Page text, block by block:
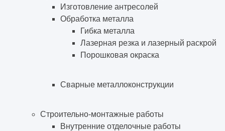
Изготовление антресолей
Обработка металла
Гибка металла
Лазерная резка и лазерный раскрой
Порошковая окраска
Сварные металлоконструкции
Строительно-монтажные работы
Внутренние отделочные работы